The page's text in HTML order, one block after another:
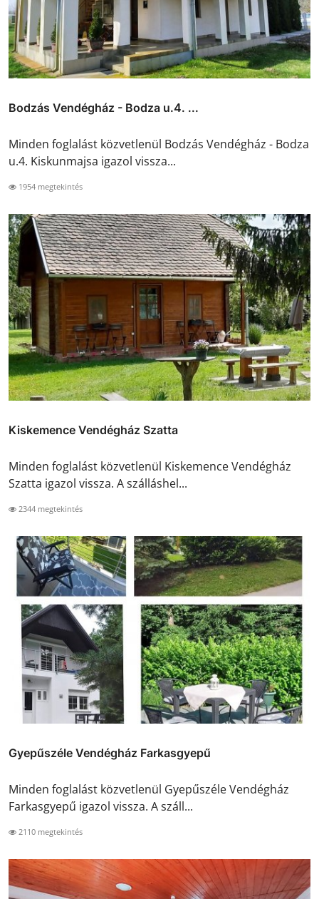
Bodzás Vendégház - Bodza u.4. ...
Minden foglalást közvetlenül Bodzás Vendégház - Bodza
u.4. Kiskunmajsa igazol vissza...
1954 megtekintés
Kiskemence Vendégház Szatta
Minden foglalást közvetlenül Kiskemence Vendégház
Szatta igazol vissza. A szálláshel...
2344 megtekintés
Gyepűszéle Vendégház Farkasgyepű
Minden foglalást közvetlenül Gyepűszéle Vendégház
Farkasgyepű igazol vissza. A száll...
2110 megtekintés